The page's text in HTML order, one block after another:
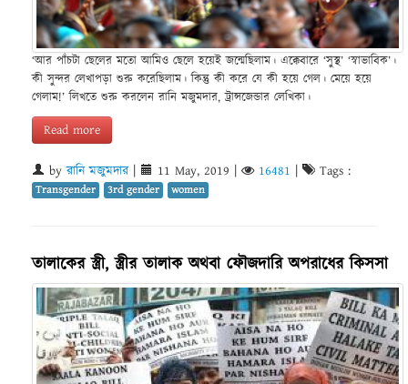
‘আর পাঁচটা ছেলের মতো আমিও ছেলে হয়েই জন্মেছিলাম। এক্কেবারে ‘সুস্থ’ ‘স্বাভাবিক’।
কী সুন্দর লেখাপড়া শুরু করেছিলাম। কিন্তু কী করে যে কী হয়ে গেল। মেয়ে হয়ে
গেলাম!’ লিখতে শুরু করলেন রানি মজুমদার, ট্রান্সজেন্ডার লেখিকা।
Read more
byরানি মজুমদার| 11 May, 2019 16481 Tags :
Transgender 3rd gender women
তালাকের স্ত্রী, স্ত্রীর তালাক অথবা ফৌজদারি অপরাধের কিসসা